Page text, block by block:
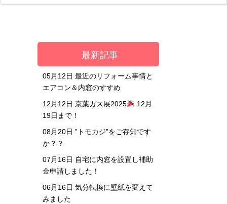
最新記事
05月12日 最近のリフォーム事情と
エアコン＆内窓のすすめ
12月12日 京葉ガス展2025
12月
19日まで！
08月20日 ”トモカジ”をご存知です
か？？
07月16日 自宅に内窓を設置し補助
金申請しました！
06月16日 気分転換に壁紙を変えて
みました